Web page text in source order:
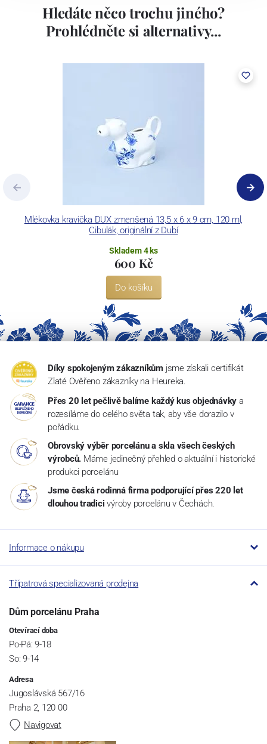
Hledáte něco trochu jiného?
Prohlédněte si alternativy...
Mlékovka kravička DUX zmenšená 13,5 x 6 x 9 cm, 120 ml,
Cibulák, originální z Dubí
Skladem 4 ks
600 Kč
Do košíku
Díky spokojeným zákazníkům jsme získali certifikát
Zlaté Ověřeno zákazníky na Heureka.
Přes 20 let pečlivě balíme každý kus objednávky a
rozesíláme do celého světa tak, aby vše dorazilo v
pořádku.
Obrovský výběr porcelánu a skla všech českých
výrobců. Máme jedinečný přehled o aktuální i historické
produkci porcelánu
Jsme česká rodinná firma podporující přes 220 let
dlouhou tradici výroby porcelánu v Čechách.
Informace o nákupu
Třípatrová specializovaná prodejna
Dům porcelánu Praha
Otevírací doba
Po-Pá: 9-18
So: 9-14
Adresa
Jugoslávská 567/16
Praha 2, 120 00
Navigovat